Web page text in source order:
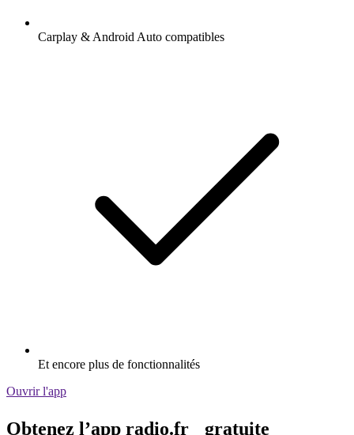
Carplay & Android Auto compatibles
Et encore plus de fonctionnalités
Ouvrir l'app
Obtenez l’app radio.fr gratuite